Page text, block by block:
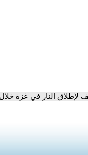
النار في غزة خلال